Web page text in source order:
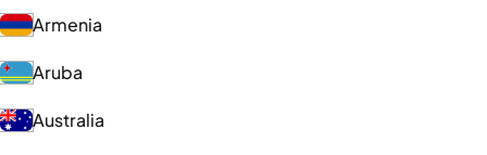
Armenia
Aruba
Australia